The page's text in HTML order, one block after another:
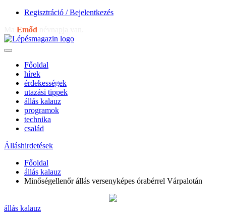
Regisztráció / Bejelentkezés
Emőd
Főoldal
hírek
érdekességek
utazási tippek
állás kalauz
programok
technika
család
Álláshirdetések
Főoldal
állás kalauz
Minőségellenőr állás versenyképes órabérrel Várpalotán
állás kalauz